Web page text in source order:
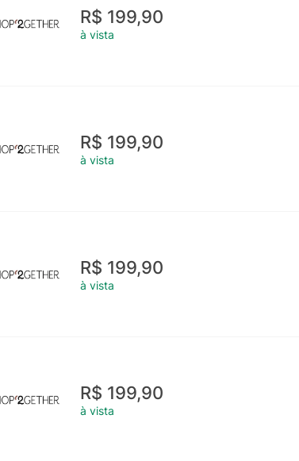
R$ 199,90
à vista
R$ 199,90
à vista
R$ 199,90
à vista
R$ 199,90
à vista